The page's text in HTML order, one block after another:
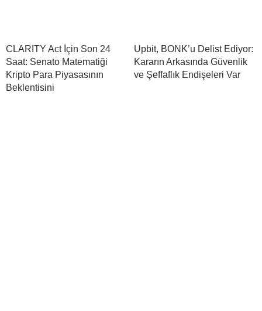
CLARITY Act İçin Son 24
Saat: Senato Matematiği
Kripto Para Piyasasının
Beklentisini
Upbit, BONK’u Delist Ediyor:
Kararın Arkasında Güvenlik
ve Şeffaflık Endişeleri Var